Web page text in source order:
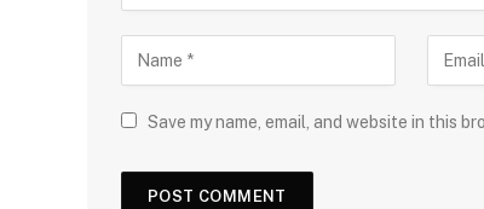
Save my name, email, and website in this